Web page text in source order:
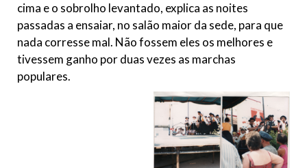
cima e o sobrolho levantado, explica as noites
passadas a ensaiar, no salão maior da sede, para que
nada corresse mal. Não fossem eles os melhores e
tivessem ganho por duas vezes as marchas
populares.